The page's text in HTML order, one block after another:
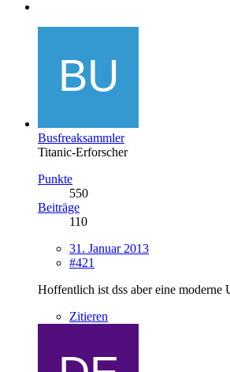
Busfreaksammler
Titanic-Erforscher
Punkte
550
Beiträge
110
31. Januar 2013
#421
Hoffentlich ist dss aber eine moderne
Zitieren